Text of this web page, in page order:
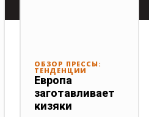
ОБЗОР ПРЕССЫ:
ТЕНДЕНЦИИ
Европа
заготавливает
кизяки